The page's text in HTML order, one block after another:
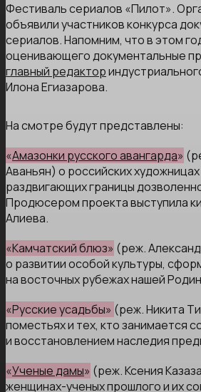
Фестиваль сериалов «Пилот».
объявили участников конкурса
сериалов. Напомним, что в этом
оценивающего документальные
главный редактор
Илона Егиазарова.
На смотре будут представлены:
«Амазонки русского авангарда»
Аваньян) о российских художницах
раздвигающих границы
Продюсером проекта выступила
Алиева.
«Камчатский блюз» (реж.
о развитии особой культуры,
на восточных рубежах нашей
«Русские усадьбы» (реж. Никита
поместьях и тех, кто занимается
и восстановлением наследия
«Ученые дамы» (реж. Ксения
женщинах-ученых прошлого и их